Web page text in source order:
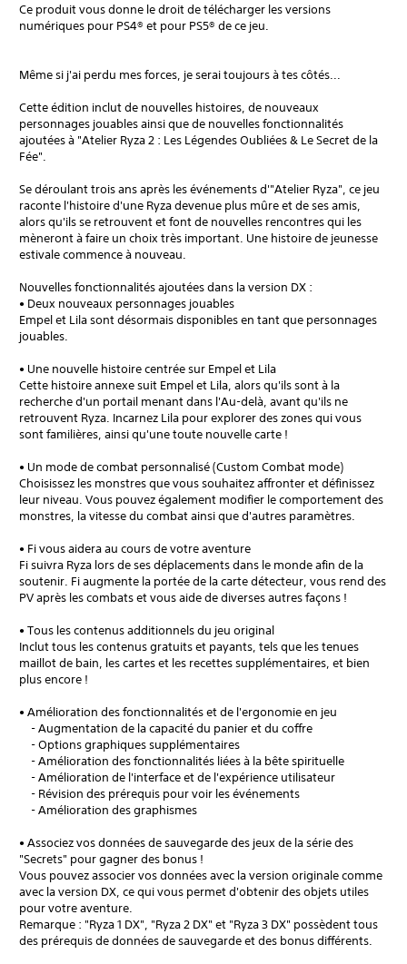
Ce produit vous donne le droit de télécharger les versions
numériques pour PS4® et pour PS5® de ce jeu.
Même si j'ai perdu mes forces, je serai toujours à tes côtés...
Cette édition inclut de nouvelles histoires, de nouveaux
personnages jouables ainsi que de nouvelles fonctionnalités
ajoutées à "Atelier Ryza 2 : Les Légendes Oubliées & Le Secret de la
Fée".
Se déroulant trois ans après les événements d'"Atelier Ryza", ce jeu
raconte l'histoire d'une Ryza devenue plus mûre et de ses amis,
alors qu'ils se retrouvent et font de nouvelles rencontres qui les
mèneront à faire un choix très important. Une histoire de jeunesse
estivale commence à nouveau.
Nouvelles fonctionnalités ajoutées dans la version DX :
• Deux nouveaux personnages jouables
Empel et Lila sont désormais disponibles en tant que personnages
jouables.
• Une nouvelle histoire centrée sur Empel et Lila
Cette histoire annexe suit Empel et Lila, alors qu'ils sont à la
recherche d'un portail menant dans l'Au-delà, avant qu'ils ne
retrouvent Ryza. Incarnez Lila pour explorer des zones qui vous
sont familières, ainsi qu'une toute nouvelle carte !
• Un mode de combat personnalisé (Custom Combat mode)
Choisissez les monstres que vous souhaitez affronter et définissez
leur niveau. Vous pouvez également modifier le comportement des
monstres, la vitesse du combat ainsi que d'autres paramètres.
• Fi vous aidera au cours de votre aventure
Fi suivra Ryza lors de ses déplacements dans le monde afin de la
soutenir. Fi augmente la portée de la carte détecteur, vous rend des
PV après les combats et vous aide de diverses autres façons !
• Tous les contenus additionnels du jeu original
Inclut tous les contenus gratuits et payants, tels que les tenues
maillot de bain, les cartes et les recettes supplémentaires, et bien
plus encore !
• Amélioration des fonctionnalités et de l'ergonomie en jeu
- Augmentation de la capacité du panier et du coffre
- Options graphiques supplémentaires
- Amélioration des fonctionnalités liées à la bête spirituelle
- Amélioration de l'interface et de l'expérience utilisateur
- Révision des prérequis pour voir les événements
- Amélioration des graphismes
• Associez vos données de sauvegarde des jeux de la série des
"Secrets" pour gagner des bonus !
Vous pouvez associer vos données avec la version originale comme
avec la version DX, ce qui vous permet d'obtenir des objets utiles
pour votre aventure.
Remarque : "Ryza 1 DX", "Ryza 2 DX" et "Ryza 3 DX" possèdent tous
des prérequis de données de sauvegarde et des bonus différents.